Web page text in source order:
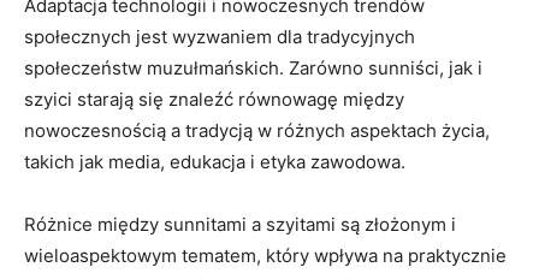
Adaptacja technologii i nowoczesnych trendów
społecznych jest wyzwaniem dla tradycyjnych
społeczeństw muzułmańskich. Zarówno sunniści, jak i
szyici starają się znaleźć równowagę między
nowoczesnością a tradycją w różnych aspektach życia,
takich jak media, edukacja i etyka zawodowa.
Różnice między sunnitami a szyitami są złożonym i
wieloaspektowym tematem, który wpływa na praktycznie